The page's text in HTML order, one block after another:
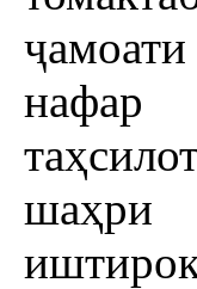
нафар
шаҳри